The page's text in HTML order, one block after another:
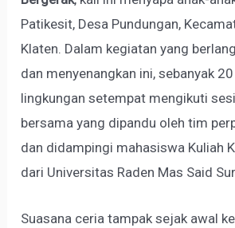
Patikesit, Desa Pundungan,
Klaten. Dalam kegiatan yang
dan menyenangkan ini, sebanyak
lingkungan setempat mengikuti
bersama yang dipandu oleh tim
dan didampingi mahasiswa Kuliah
dari Universitas Raden Mas Said
Suasana ceria tampak sejak awal